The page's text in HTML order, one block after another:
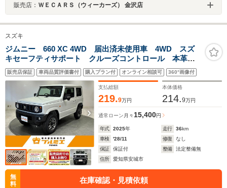
販売店： ＷＥＣＡＲＳ（ウィーカーズ） 金沢店
スズキ
ジムニー 660 XC 4WD 届出済未使用車 4WD スズ
キセーフティサポート クルーズコントロール 本革巻
ステアリング オートエアコン 防汚タイプラゲッジフ
ロア オートライト ヘッドランプウォッシャー 運転
席・助手席エアバック
販売店保証 車両品質評価書付 購入プラン付 オンライン相談可 360°画像付
支払総額
219.9万円
本体価格
214.9万円
通常ローン 月々 15,400円
年式 2025年 走行 36km
車検
'28/11 修復
なし
保証
保証付 整備
法定整備無
住所
愛知県安城市
無
料
在庫確認・見積依頼